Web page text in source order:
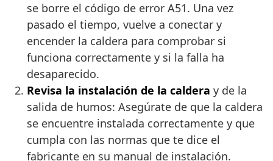
se borre el código de error A51. Una vez
pasado el tiempo, vuelve a conectar y
encender la caldera para comprobar si
funciona correctamente y si la falla ha
desaparecido.
Revisa la instalación de la caldera y de la
salida de humos: Asegúrate de que la caldera
se encuentre instalada correctamente y que
cumpla con las normas que te dice el
fabricante en su manual de instalación.